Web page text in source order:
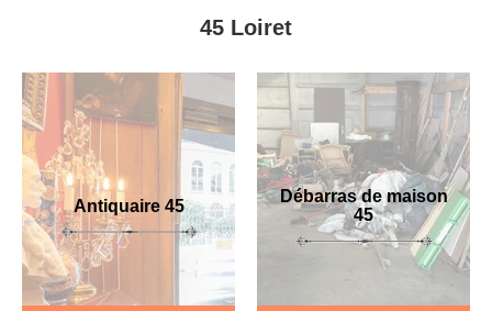
45 Loiret
Antiquaire 45
Débarras de maison
45